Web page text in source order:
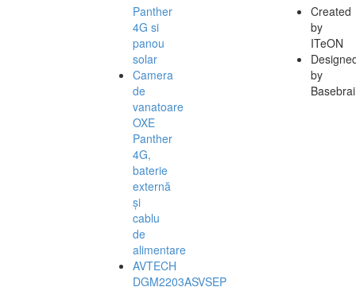
Panther
4G si
panou
solar
Camera
de
vanatoare
OXE
Panther
4G,
baterie
externă
și
cablu
de
alimentare
AVTECH
DGM2203ASVSEP
Created
by
ITeON
by